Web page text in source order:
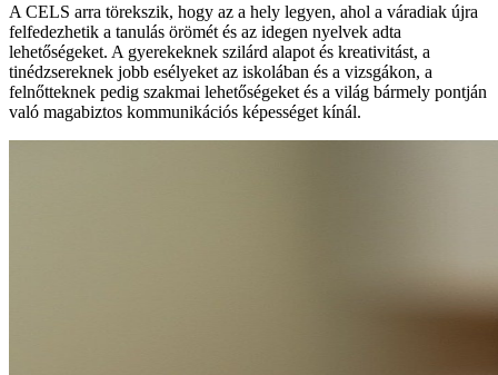
A CELS arra törekszik, hogy az a hely legyen, ahol a váradiak újra
felfedezhetik a tanulás örömét és az idegen nyelvek adta
lehetőségeket. A gyerekeknek szilárd alapot és kreativitást, a
tinédzsereknek jobb esélyeket az iskolában és a vizsgákon, a
felnőtteknek pedig szakmai lehetőségeket és a világ bármely pontján
való magabiztos kommunikációs képességet kínál.